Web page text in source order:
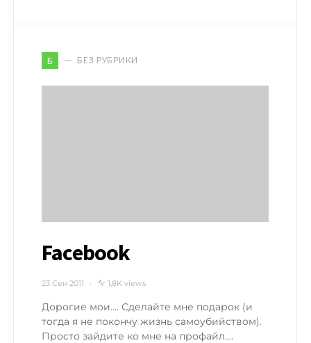
Б БЕЗ РУБРИКИ
Facebook
23 Сен 2011 1,8K views
Дорогие мои…. Сделайте мне подарок (и
тогда я не покончу жизнь самоубийством).
Просто зайдите ко мне на профайл.…